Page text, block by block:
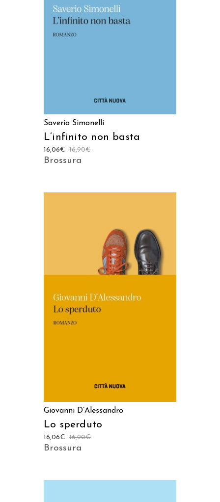
AGGIUNGI AL CARRELLO
Saverio Simonelli
L’infinito non basta
16,90€
16,06€
Brossura
AGGIUNGI AL CARRELLO
Giovanni D’Alessandro
Lo sperduto
16,90€
16,06€
Brossura